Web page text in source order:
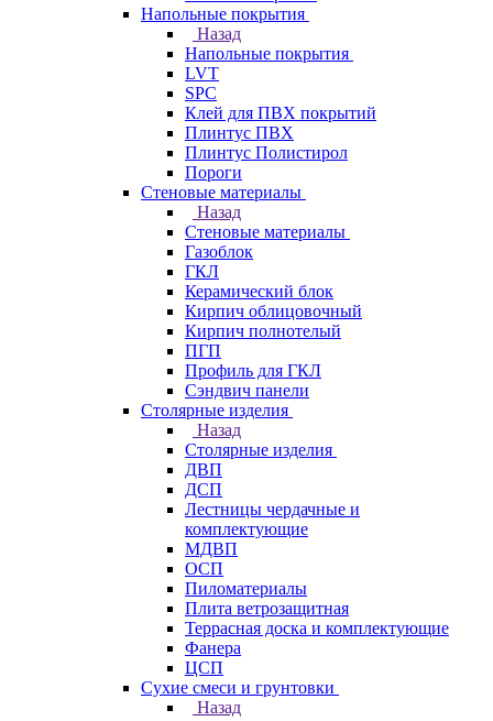
Напольные покрытия
Назад
Напольные покрытия
LVT
SPC
Клей для ПВХ покрытий
Плинтус ПВХ
Плинтус Полистирол
Пороги
Стеновые материалы
Назад
Стеновые материалы
Газоблок
ГКЛ
Керамический блок
Кирпич облицовочный
Кирпич полнотелый
ПГП
Профиль для ГКЛ
Сэндвич панели
Столярные изделия
Назад
Столярные изделия
ДВП
ДСП
Лестницы чердачные и
комплектующие
МДВП
ОСП
Пиломатериалы
Плита ветрозащитная
Террасная доска и комплектующие
Фанера
ЦСП
Сухие смеси и грунтовки
Назад